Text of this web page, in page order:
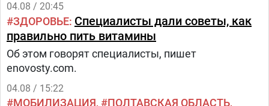
04.08 / 20:45
ЗДОРОВЬЕ Специалисты дали советы, как
правильно пить витамины
Об этом говорят специалисты, пишет
enovosty.com.
04.08 / 15:22
МОБИЛИЗАЦИЯ
ПОЛТАВСКАЯ ОБЛАСТЬ